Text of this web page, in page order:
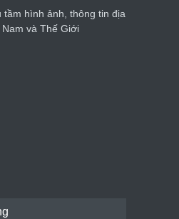
quốc gia
đẹp Việt Nam 24/04/2020
tầm hình ảnh, thông tin địa
và Thế Giới